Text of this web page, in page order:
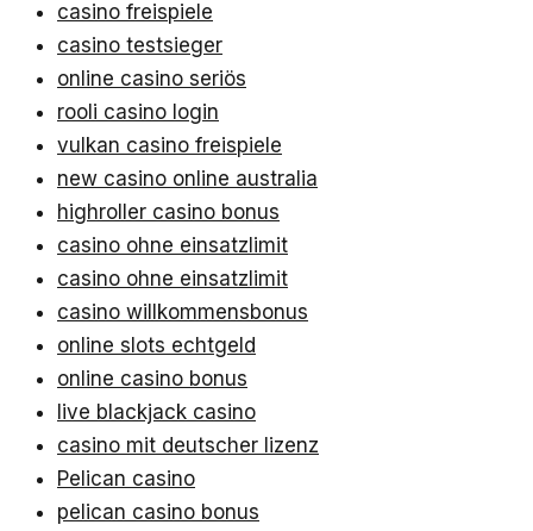
casino freispiele
casino testsieger
online casino seriös
rooli casino login
vulkan casino freispiele
new casino online australia
highroller casino bonus
casino ohne einsatzlimit
casino ohne einsatzlimit
casino willkommensbonus
online slots echtgeld
online casino bonus
live blackjack casino
casino mit deutscher lizenz
Pelican casino
pelican casino bonus